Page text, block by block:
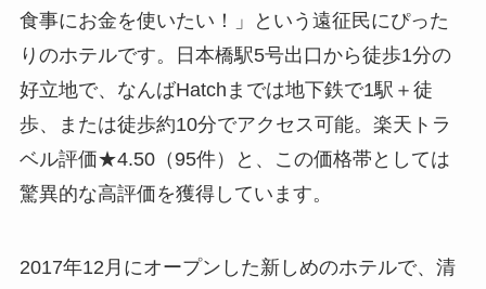
食事にお金を使いたい！」という遠征民にぴった
りのホテルです。日本橋駅5号出口から徒歩1分の
好立地で、なんばHatchまでは地下鉄で1駅＋徒
歩、または徒歩約10分でアクセス可能。楽天トラ
ベル評価★4.50（95件）と、この価格帯としては
驚異的な高評価を獲得しています。
2017年12月にオープンした新しめのホテルで、清